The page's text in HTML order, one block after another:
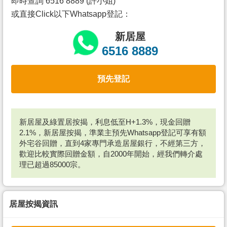
或直接Click以下Whatsapp登記：
新居屋
6516 8889
預先登記
新居屋及綠置居按揭，利息低至H+1.3%，現金回贈
2.1%，新居屋按揭，準業主預先Whatsapp登記可享有額
外宅谷回贈，直到4家專門承造居屋銀行，不經第三方，
歡迎比較實際回贈金額，自2000年開始，經我們轉介處
理已超過85000宗。
居屋按揭資訊